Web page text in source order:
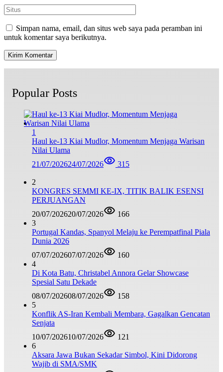
Simpan nama, email, dan situs web saya pada peramban ini
untuk komentar saya berikutnya.
Popular Posts
1
Haul ke-13 Kiai Mudlor, Momentum Menjaga Warisan
Nilai Ulama
21/07/202624/07/2026 315
2
KONGRES SEMMI KE-IX, TITIK BALIK ESENSI
PERJUANGAN
20/07/202620/07/2026
166
3
Portugal Kandas, Spanyol Melaju ke Perempatfinal Piala
Dunia 2026
07/07/202607/07/2026
160
4
Di Kota Batu, Christabel Annora Gelar Showcase
Spesial Satu Dekade
08/07/202608/07/2026
158
5
Konflik AS-Iran Kembali Membara, Gagalkan Gencatan
Senjata
10/07/202610/07/2026
121
6
Aksara Jawa Bukan Sekadar Simbol, Kini Didorong
Wajib di SMA/SMK